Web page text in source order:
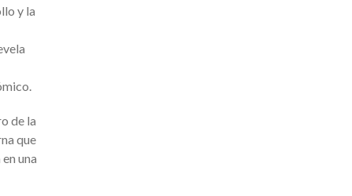
y la
de la
que
una